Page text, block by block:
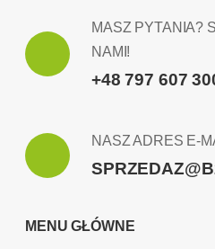
MASZ PYTANIA?
NAMI!
+48 797 607
NASZ ADRES E-
MENU GŁÓWNE